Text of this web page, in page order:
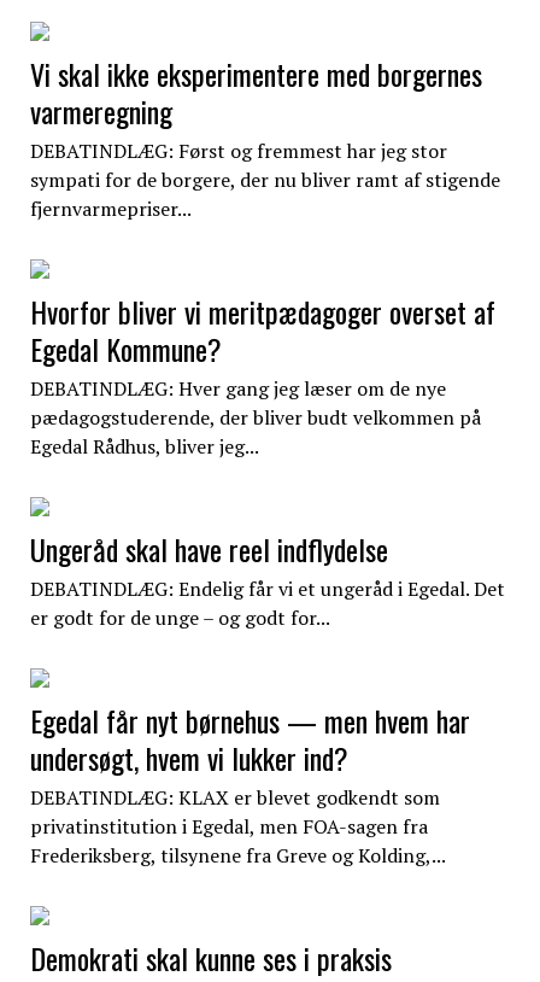
Vi skal ikke eksperimentere med borgernes
varmeregning
DEBATINDLÆG: Først og fremmest har jeg stor
sympati for de borgere, der nu bliver ramt af stigende
fjernvarmepriser...
Hvorfor bliver vi meritpædagoger overset af
Egedal Kommune?
DEBATINDLÆG: Hver gang jeg læser om de nye
pædagogstuderende, der bliver budt velkommen på
Egedal Rådhus, bliver jeg...
Ungeråd skal have reel indflydelse
DEBATINDLÆG: Endelig får vi et ungeråd i Egedal. Det
er godt for de unge – og godt for...
Egedal får nyt børnehus — men hvem har
undersøgt, hvem vi lukker ind?
DEBATINDLÆG: KLAX er blevet godkendt som
privatinstitution i Egedal, men FOA-sagen fra
Frederiksberg, tilsynene fra Greve og Kolding,...
Demokrati skal kunne ses i praksis